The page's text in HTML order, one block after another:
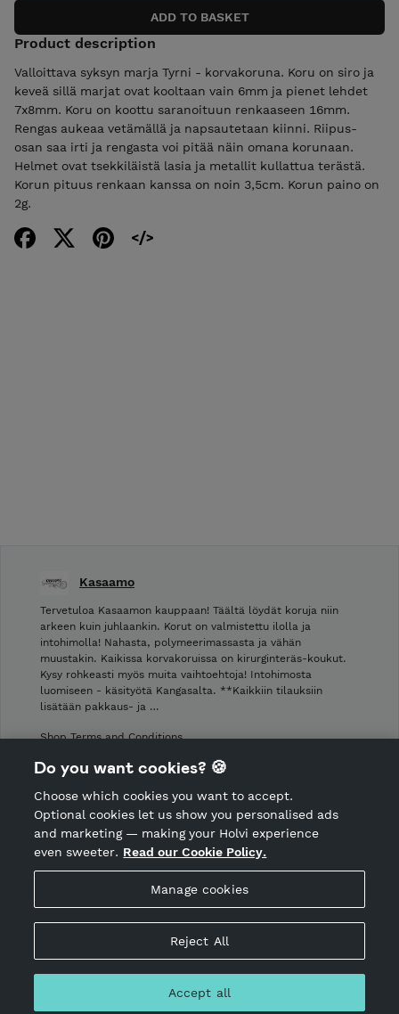
Product description
Valloittava syksyn marja Tyrni - korvakoruna. Koru on siro ja
keveä sillä marjat ovat kooltaan vain 6mm ja pienet lehdet
7x8mm. Koru on koottu saranoituun renkaaseen 16mm.
Rengas aukeaa vetämällä ja napsautetaan kiinni. Riipus-
osan saa irti ja rengasta voi pitää näin omana korunaan.
Helmet ovat tsekkiläistä lasia ja metallit kullattua terästä.
Korun pituus renkaan kanssa on noin 3,5cm. Korun paino on
2g.
Hosted by Holvi
Holvi Payment Services Ltd is regulated by the Financial
© 2026 Holvi Payment Services Ltd.
Kasaamo
Tervetuloa Kasaamon kauppaan! Täältä löydät koruja niin
arkeen kuin juhlaankin. Korut on valmistettu ilolla ja
intohimolla! Nahasta, polymeerimassasta ja vähän
muustakin. Kaikissa korvakoruissa on kirurginteräs-koukut.
Kysy rohkeasti myös muita vaihtoehtoja! Intohimosta
luomiseen - käsityötä Kangasalta. **Kaikkiin tilauksiin
lisätään pakkaus- ja …
Shop Terms and Conditions
Cancellation policy
CANCEL ORDER
Do you want cookies? 🍪
Choose which cookies you want to accept.
Optional cookies let us show you personalised ads
and marketing — making your Holvi experience
even sweeter. Read our Cookie Policy.
Manage cookies
Reject All
Accept all